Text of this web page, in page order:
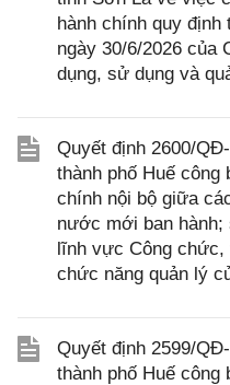
hành chính quy định
ngày 30/6/2026 của
dụng, sử dụng và
Quyết định 2600/
thành phố Huế công
chính nội bộ giữa
nước mới ban hành;
lĩnh vực Công
chức năng quản lý
Quyết định 2599/
thành phố Huế công